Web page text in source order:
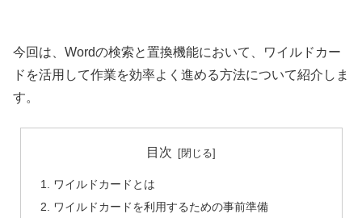
今回は、Wordの検索と置換機能において、ワイルドカー
ドを活用して作業を効率よく進める方法について紹介しま
す。
目次
ワイルドカードとは
ワイルドカードを利用するための事前準備